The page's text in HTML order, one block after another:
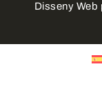
Disseny Web